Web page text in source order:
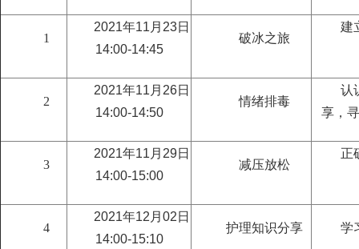
1
2021年11月23日
14:00-14:45
破冰之旅
建
2
2021年11月26日
14:00-14:50
情绪排毒
认
享，
3
2021年11月29日
14:00-15:00
减压放松
正
4
2021年12月02日
14:00-15:10
护理知识分享 学